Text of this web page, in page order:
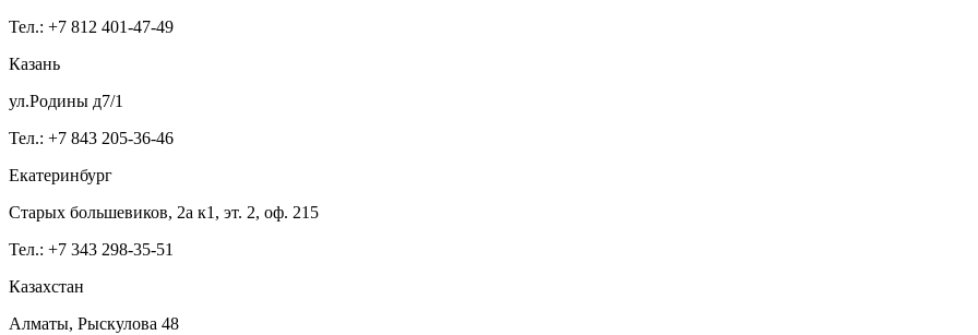
Тел.: +7 812 401-47-49
Казань
ул.Родины д7/1
Тел.: +7 843 205-36-46
Екатеринбург
Старых большевиков, 2а к1, эт. 2, оф. 215
Тел.: +7 343 298-35-51
Казахстан
Алматы, Рыскулова 48